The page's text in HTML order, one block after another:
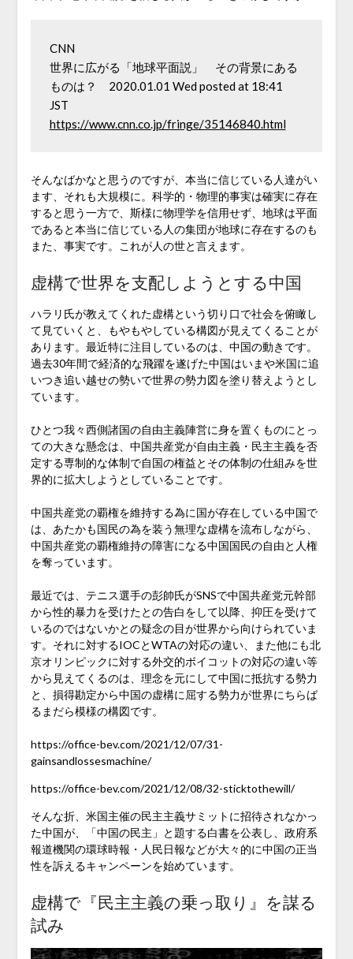
CNN
世界に広がる「地球平面説」　その背景にある
ものは？　2020.01.01 Wed posted at 18:41
JST
https://www.cnn.co.jp/fringe/35146840.html
そんなばかなと思うのですが、本当に信じている人達がい
ます、それも大規模に。科学的・物理的事実は確実に存在
すると思う一方で、斯様に物理学を信用せず、地球は平面
であると本当に信じている人の集団が地球に存在するのも
また、事実です。これが人の世と言えます。
虚構で世界を支配しようとする中国
ハラリ氏が教えてくれた虚構という切り口で社会を俯瞰し
て見ていくと、もやもやしている構図が見えてくることが
あります。最近特に注目しているのは、中国の動きです。
過去30年間で経済的な飛躍を遂げた中国はいまや米国に追
いつき追い越せの勢いで世界の勢力図を塗り替えようとし
ています。
ひとつ我々西側諸国の自由主義陣営に身を置くものにとっ
ての大きな懸念は、中国共産党が自由主義・民主主義を否
定する専制的な体制で自国の権益とその体制の仕組みを世
界的に拡大しようとしていることです。
中国共産党の覇権を維持する為に国が存在している中国で
は、あたかも国民の為を装う無理な虚構を流布しながら、
中国共産党の覇権維持の障害になる中国国民の自由と人権
を奪っています。
最近では、テニス選手の彭帥氏がSNSで中国共産党元幹部
から性的暴力を受けたとの告白をして以降、抑圧を受けて
いるのではないかとの疑念の目が世界から向けられていま
す。それに対するIOCとWTAの対応の違い、また他にも北
京オリンピックに対する外交的ボイコットの対応の違い等
から見えてくるのは、理念を元にして中国に抵抗する勢力
と、損得勘定から中国の虚構に屈する勢力が世界にちらば
るまだら模様の構図です。
https://office-bev.com/2021/12/07/31-
gainsandlossesmachine/
https://office-bev.com/2021/12/08/32-sticktothewill/
そんな折、米国主催の民主主義サミットに招待されなかっ
た中国が、「中国の民主」と題する白書を公表し、政府系
報道機関の環球時報・人民日報などが大々的に中国の正当
性を訴えるキャンペーンを始めています。
虚構で『民主主義の乗っ取り』を謀る
試み